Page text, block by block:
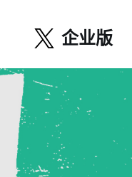
企业版